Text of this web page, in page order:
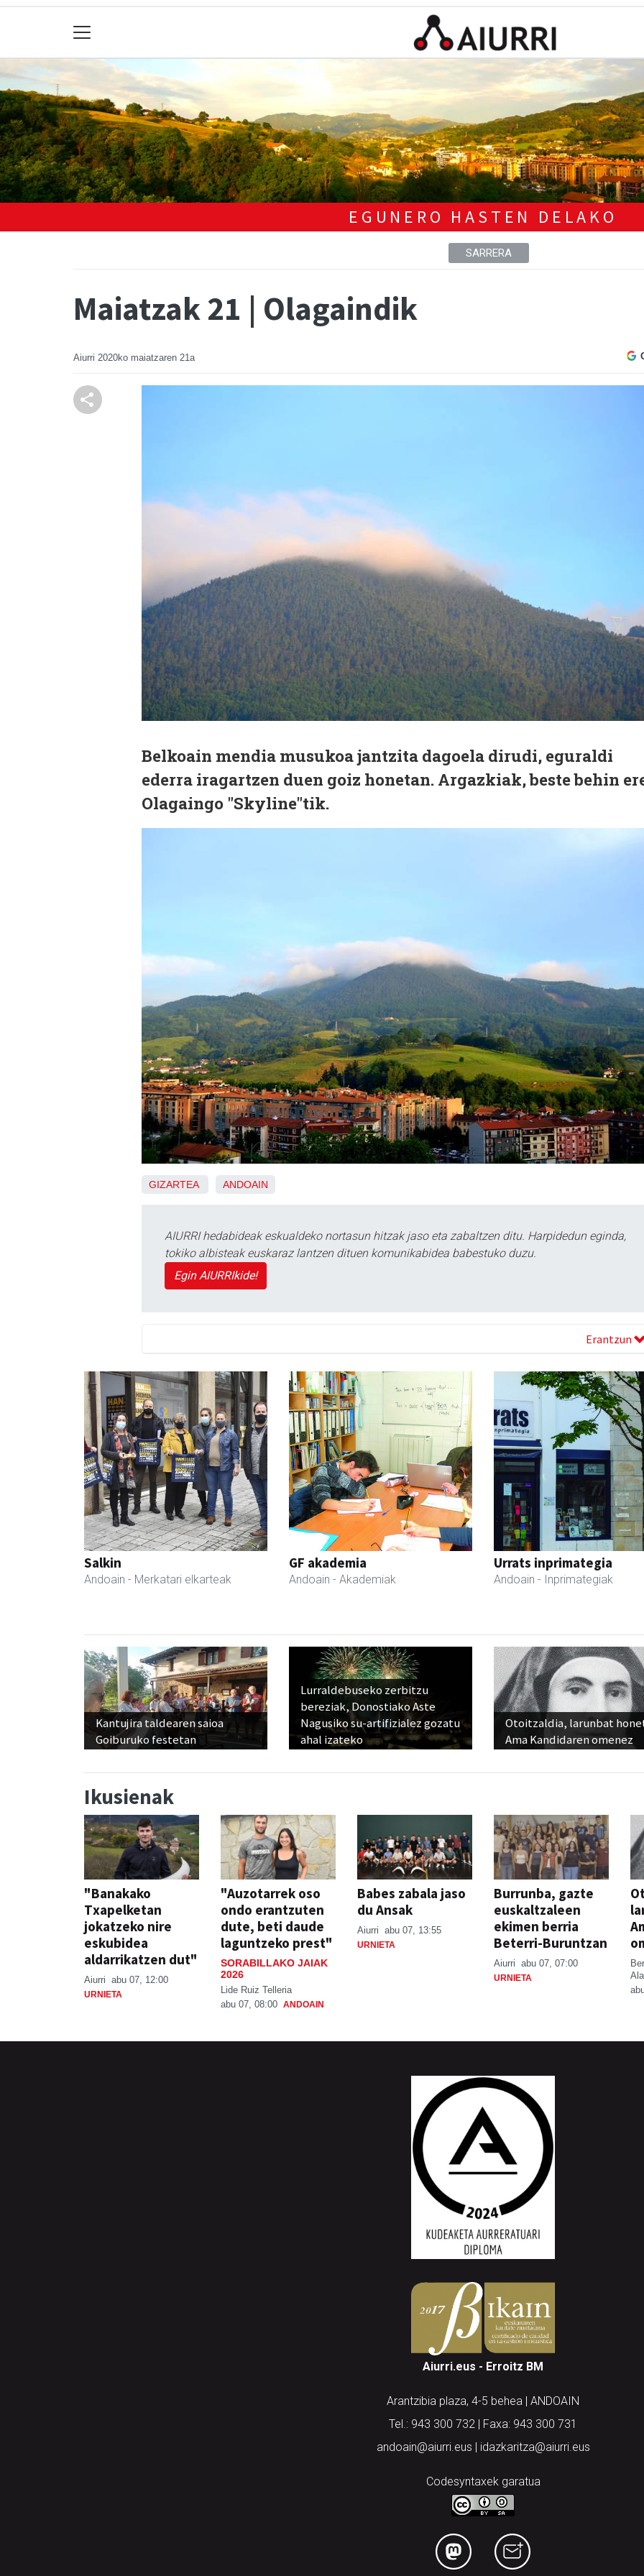
EGUNERO HASTEN DELAKO
SARRERA
Maiatzak 21 | Olagaindik
Aiurri 2020ko maiatzaren 21a
Belkoain mendia musukoa jantzita dagoela dirudi, eguraldi
ederra iragartzen duen goiz honetan. Argazkiak, beste behin
Olagaingo "Skyline"tik.
GIZARTEA ANDOAIN
AIURRI hedabideak eskualdeko nortasun hitzak jaso eta zabaltzen ditu. Harpidedun eginda,
tokiko albisteak euskaraz lantzen dituen komunikabidea babestuko duzu.
Egin AIURRIkide!
Erantzun
Salkin
Andoain - Merkatari elkarteak
GF akademia
Andoain - Akademiak
Urrats inprimategia
Andoain - Inprimategiak
Kantujira taldearen saioa
Goiburuko festetan
Lurraldebuseko zerbitzu
bereziak, Donostiako Aste
Nagusiko su-artifizialez gozatu
ahal izateko
Otoitzaldia, larunbat
Ama Kandidaren omenez
Ikusienak
"Banakako
Txapelketan
jokatzeko nire
eskubidea
aldarrikatzen dut"
Aiurri abu 07, 12:00
URNIETA
"Auzotarrek oso
ondo erantzuten
dute, beti daude
laguntzeko prest"
SORABILLAKO JAIAK
2026
Lide Ruiz Telleria
abu 07, 08:00 ANDOAIN
Babes zabala jaso
du Ansak
Aiurri abu 07, 13:55
URNIETA
Burrunba, gazte
euskaltzaleen
ekimen berria
Beterri-Buruntzan
Aiurri abu 07, 07:00
URNIETA
Aiurri.eus - Erroitz BM
Arantzibia plaza, 4-5 behea | ANDOAIN
Tel.: 943 300 732 | Faxa: 943 300 731
andoain@aiurri.eus | idazkaritza@aiurri.eus
Codesyntaxek garatua